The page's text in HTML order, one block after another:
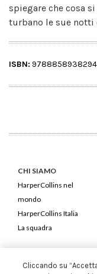
spiegare che cosa
turbano le sue
ISBN: 9788858938294
CHI SIAMO
HarperCollins nel
mondo
HarperCollins Italia
La squadra
HarperCollins
Cliccando su